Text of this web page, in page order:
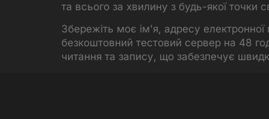
та всього за хвилину з будь-якої точки
Збережіть моє ім'я, адресу
безкоштовний тестовий сервер на 48
читання та запису, що забезпечує